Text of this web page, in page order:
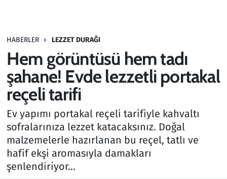
HABERLER LEZZET DURAĞI
Hem görüntüsü hem tadı
şahane! Evde lezzetli portakal
reçeli tarifi
Ev yapımı portakal reçeli tarifiyle kahvaltı
sofralarınıza lezzet katacaksınız. Doğal
malzemelerle hazırlanan bu reçel, tatlı ve
hafif ekşi aromasıyla damakları
şenlendiriyor...
Haber
Kültür Sanat
Kurumsal Haberler
Lezzet Durağı
Memur ve Kamu
Otomobil